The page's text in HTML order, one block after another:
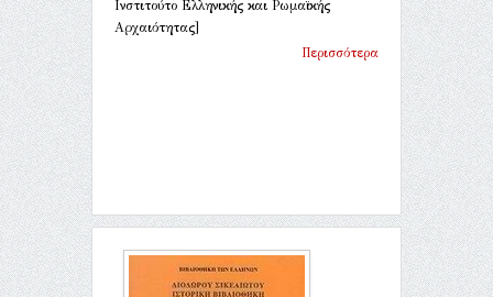
Ινστιτούτο Ελληνικής και Ρωμαϊκής
Αρχαιότητας]
Περισσότερα